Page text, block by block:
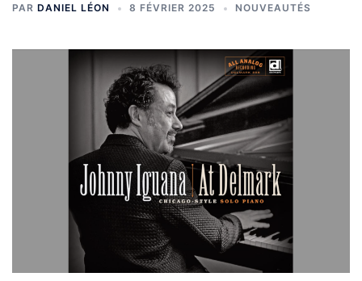
PAR DANIEL LÉON 8 FÉVRIER 2025 NOUVEAUTÉS